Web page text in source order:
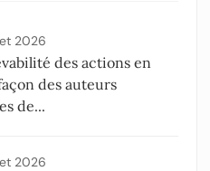
2026
des actions en
des auteurs
de...
2026